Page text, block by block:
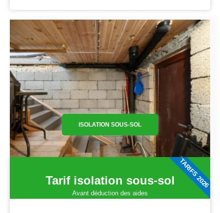
ISOLATION SOUS-SOL
Tarif isolation sous-sol
Avant déduction des aides
TARIFS 2026